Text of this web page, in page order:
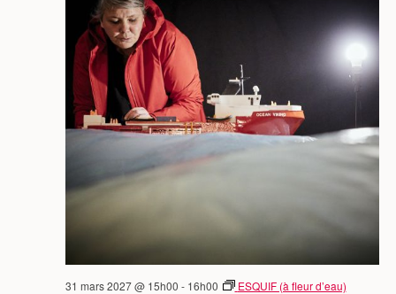
31 mars 2027 @ 15h00 - 16h00 ESQUIF (à fleur d’eau)